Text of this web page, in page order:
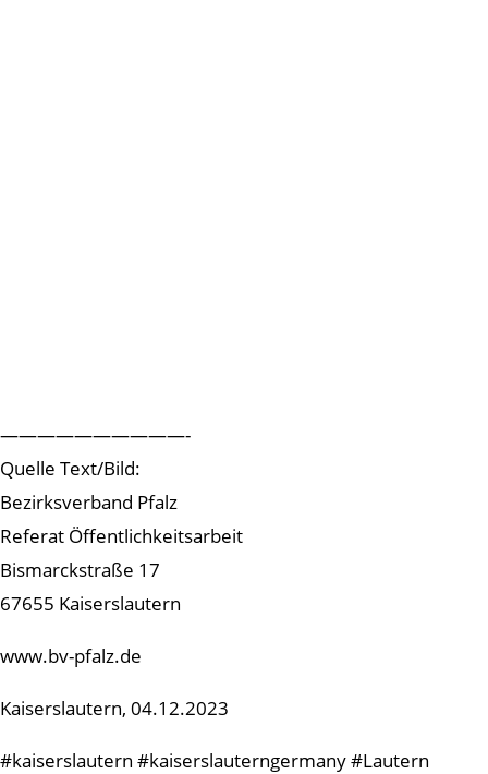
——————————-
Quelle Text/Bild:
Bezirksverband Pfalz
Referat Öffentlichkeitsarbeit
Bismarckstraße 17
67655 Kaiserslautern
www.bv-pfalz.de
Kaiserslautern, 04.12.2023
#kaiserslautern #kaiserslauterngermany #Lautern